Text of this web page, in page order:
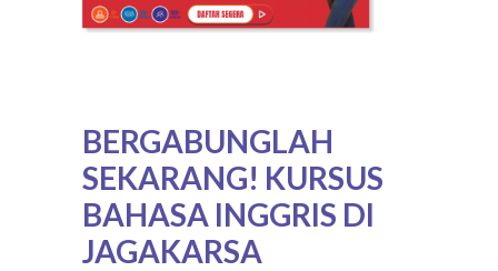
BERGABUNGLAH
SEKARANG! KURSUS
BAHASA INGGRIS DI
JAGAKARSA